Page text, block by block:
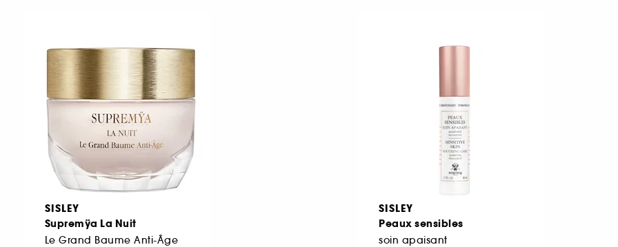
SISLEY
Supremÿa La Nuit
Le Grand Baume Anti-Âge
SISLEY
Peaux sensibles
soin apaisant